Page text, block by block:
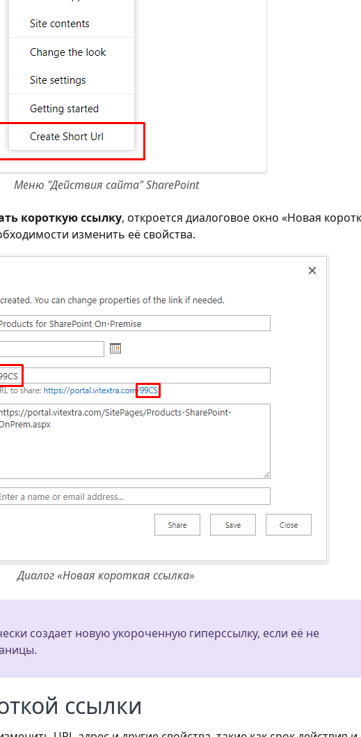
Меню "Действия сайта" SharePoint
короткую ссылку, откроется диалоговое окно «Новая
изменить её свойства.
Диалог «Новая короткая ссылка»
создает новую укороченную гиперссылку, если её не
ссылки